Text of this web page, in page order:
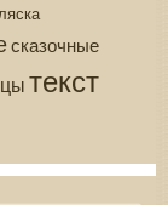
сказочные
текст